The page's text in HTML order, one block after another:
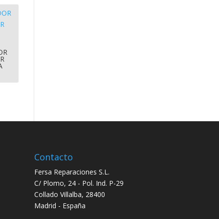
Contacto
Fersa Reparaciones S.L.
C/ Plomo, 24 - Pol. Ind. P-29
Collado Villalba, 28400
Madrid - España